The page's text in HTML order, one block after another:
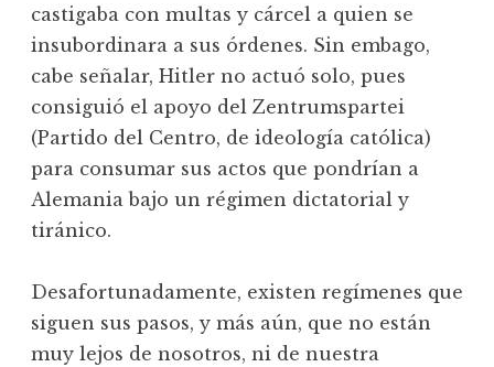
castigaba con multas y cárcel a quien se
insubordinara a sus órdenes. Sin embago,
cabe señalar, Hitler no actuó solo, pues
consiguió el apoyo del Zentrumspartei
(Partido del Centro, de ideología católica)
para consumar sus actos que pondrían a
Alemania bajo un régimen dictatorial y
tiránico.
Desafortunadamente, existen regímenes que
siguen sus pasos, y más aún, que no están
muy lejos de nosotros, ni de nuestra